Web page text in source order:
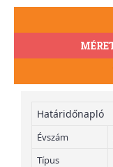
Határidőnapló
Évszám
Típus